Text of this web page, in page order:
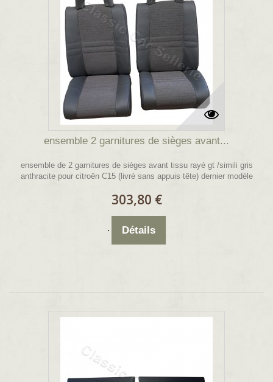
ensemble 2 garnitures de sièges avant...
ensemble de 2 garnitures de sièges avant tissu rayé gt /simili gris
anthracite pour citroën C15 (livré sans appuis tête) dernier modèle
303,80 €
Détails